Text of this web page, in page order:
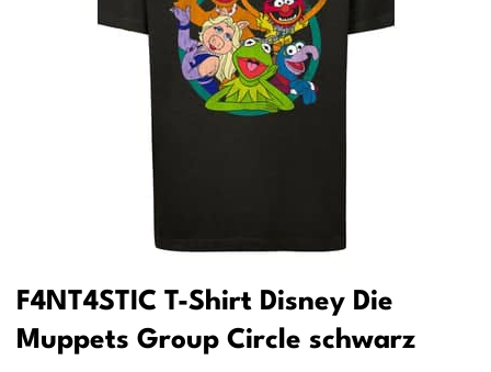
F4NT4STIC T-Shirt Disney Die
Muppets Group Circle schwarz